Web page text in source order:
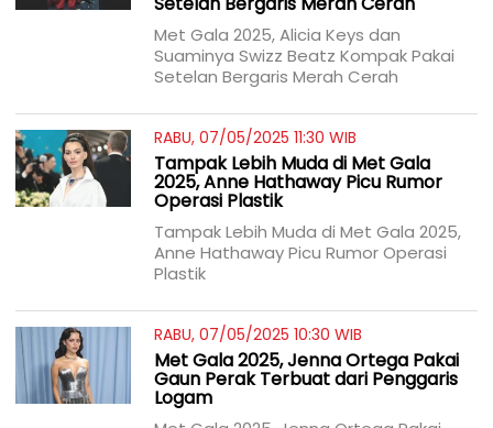
Met Gala 2025, Alicia Keys dan
Suaminya Swizz Beatz Kompak Pakai
Setelan Bergaris Merah Cerah
RABU, 07/05/2025 11:30 WIB
Tampak Lebih Muda di Met Gala
2025, Anne Hathaway Picu Rumor
Operasi Plastik
Tampak Lebih Muda di Met Gala 2025,
Anne Hathaway Picu Rumor Operasi
Plastik
RABU, 07/05/2025 10:30 WIB
Met Gala 2025, Jenna Ortega Pakai
Gaun Perak Terbuat dari Penggaris
Logam